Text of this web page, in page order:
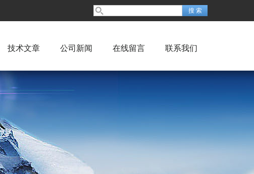
技术文章 公司新闻 在线留言 联系我们